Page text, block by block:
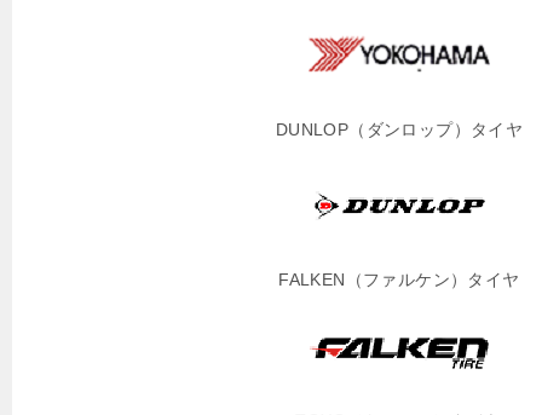
DUNLOP（ダンロップ）タイヤ
FALKEN（ファルケン）タイヤ